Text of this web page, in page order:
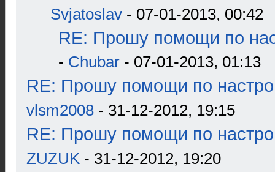
Svjatoslav - 07-01-2013, 00:42
RE: Прошу помощи по
- Chubar - 07-01-2013, 01:13
RE: Прошу помощи по
vlsm2008 - 31-12-2012, 19:15
RE: Прошу помощи по
ZUZUK - 31-12-2012, 19:20